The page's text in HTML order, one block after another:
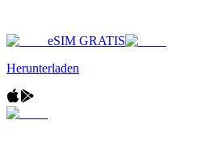
eSIM GRATIS
Herunterladen